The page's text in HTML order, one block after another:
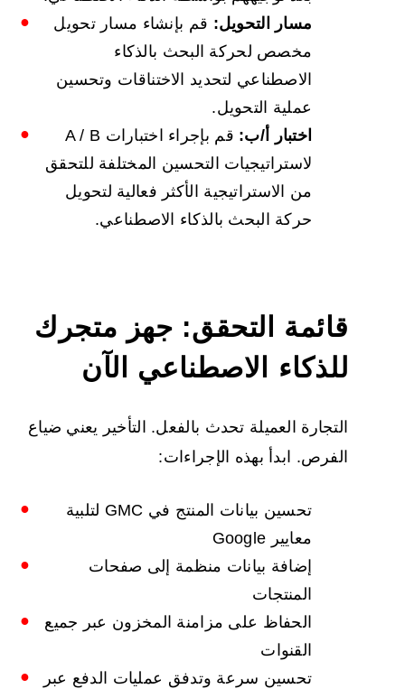
مسار التحويل: قم بإنشاء مسار تحويل
مخصص لحركة البحث بالذكاء
الاصطناعي لتحديد الاختناقات وتحسين
عملية التحويل.
اختبار أ/ب:
قم بإجراء اختبارات A / B
لاستراتيجيات التحسين المختلفة للتحقق
من الاستراتيجية الأكثر فعالية لتحويل
حركة البحث بالذكاء الاصطناعي.
قائمة التحقق: جهز متجرك
للذكاء الاصطناعي الآن
التجارة العميلة تحدث بالفعل. التأخير يعني ضياع
الفرص. ابدأ بهذه الإجراءات:
تحسين بيانات المنتج في GMC لتلبية
معايير Google
إضافة بيانات منظمة إلى صفحات
المنتجات
الحفاظ على مزامنة المخزون عبر جميع
القنوات
تحسين سرعة وتدفق عمليات الدفع عبر